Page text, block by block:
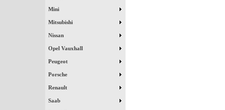
Mini
Mitsubishi
Nissan
Opel Vauxhall
Peugeot
Porsche
Renault
Saab